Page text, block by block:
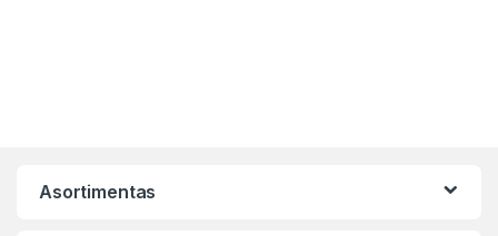
Asortimentas